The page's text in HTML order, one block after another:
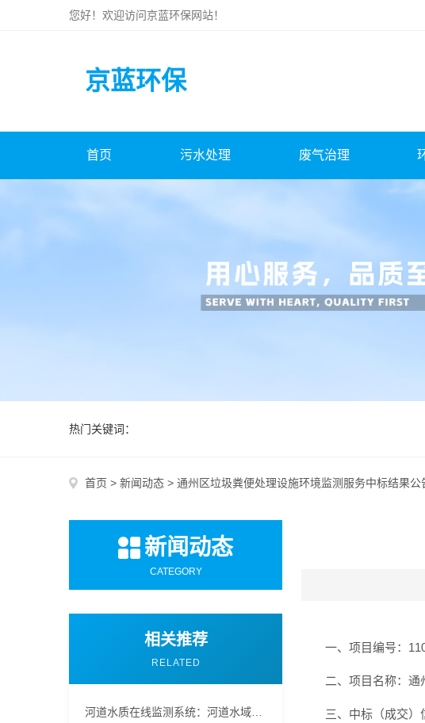
您好！欢迎访问京蓝环保网站！
京蓝环保
首页 污水处理 废气治理
热门关键词：
首页 > 新闻动态 > 通州区垃圾粪便处理设施环境监测服务中标结果公
新闻动态
CATEGORY
相关推荐
RELATED
一、项目编号：
二、项目名称：
三、中标（成交）